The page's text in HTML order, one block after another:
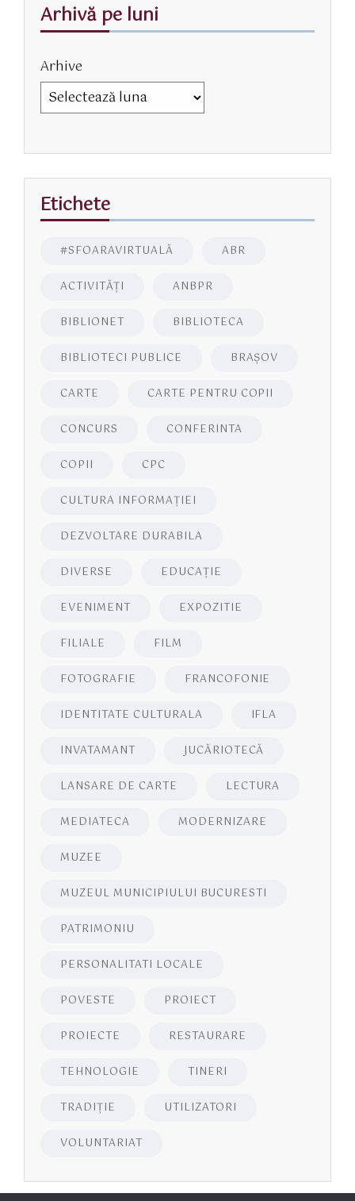
Arhivă pe luni
Arhive
Etichete
#SFOARAVIRTUALĂ ABR
ACTIVITĂŢI ANBPR
BIBLIONET BIBLIOTECA
BIBLIOTECI PUBLICE BRAŞOV
CARTE CARTE PENTRU COPII
CONCURS CONFERINTA
COPII CPC
CULTURA INFORMAŢIEI
DEZVOLTARE DURABILA
DIVERSE EDUCAŢIE
EVENIMENT EXPOZITIE
FILIALE FILM
FOTOGRAFIE FRANCOFONIE
IDENTITATE CULTURALA IFLA
INVATAMANT JUCĂRIOTECĂ
LANSARE DE CARTE LECTURA
MEDIATECA MODERNIZARE
MUZEE
MUZEUL MUNICIPIULUI BUCURESTI
PATRIMONIU
PERSONALITATI LOCALE
POVESTE PROIECT
PROIECTE RESTAURARE
TEHNOLOGIE TINERI
TRADIȚIE UTILIZATORI
VOLUNTARIAT